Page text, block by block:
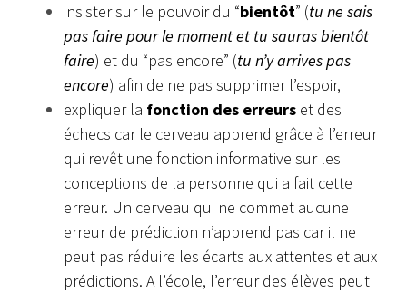
insister sur le pouvoir du “bientôt” (tu ne sais
pas faire pour le moment et tu sauras bientôt
faire) et du “pas encore” (tu n’y arrives pas
encore) afin de ne pas supprimer l’espoir,
expliquer la fonction des erreurs et des
échecs car le cerveau apprend grâce à l’erreur
qui revêt une fonction informative sur les
conceptions de la personne qui a fait cette
erreur. Un cerveau qui ne commet aucune
erreur de prédiction n’apprend pas car il ne
peut pas réduire les écarts aux attentes et aux
prédictions. A l’école, l’erreur des élèves peut